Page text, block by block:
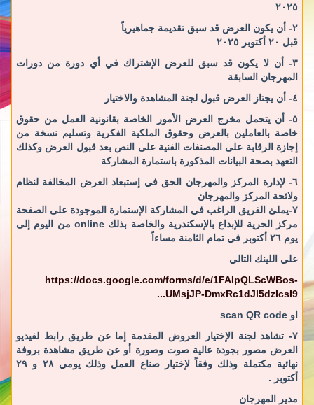
٢٠٢٥
٢- أن يكون العرض قد سبق تقديمة جماهيرياً
قبل ٢٠ أكتوبر ٢٠٢٥
٣- أن لا يكون قد سبق للعرض الإشتراك في أي دورة من دورات
المهرجان السابقة
٤- أن يجتاز العرض قبول لجنة المشاهدة والاختيار
٥- أن يتحمل مخرج العرض الأمور الخاصة بقانونية العمل من حقوق
خاصة بالعاملين بالعرض وحقوق الملكية الفكرية وتسليم نسخة من
إجازة الرقابة على المصنفات الفنية على النص بعد قبول العرض وكذلك
التعهد بصحة البيانات المذكورة باستمارة المشاركة
٦- لإدارة المركز والمهرجان الحق في إستبعاد العرض المخالفة لنظام
ولائحة المركز والمهرجان
٧-يملئ الفريق الراغب في المشاركة الإستمارة الموجودة على الصفحة
مركز الحرية للإبداع بالإسكندرية والخاصة بذلك online من اليوم إلى
يوم ٢٦ أكتوبر في تمام الثامنة مساءاً
علي اللينك التالي
https://docs.google.com/forms/d/e/1FAIpQLScWBos-
UMsjJP-DmxRc1dJl5dzIcsI9...
او scan QR code
٧- تشاهد لجنة الإختيار العروض المقدمة إما عن طريق رابط لفيديو
العرض مصور بجودة عالية صوت وصورة أو عن طريق مشاهدة بروفة
نهائية مكتملة وذلك وفقاً لإختيار صناع العمل وذلك يومي ٢٨ و ٢٩
أكتوبر .
مدير المهرجان